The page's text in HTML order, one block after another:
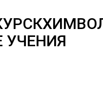
УЧЕНИЯ